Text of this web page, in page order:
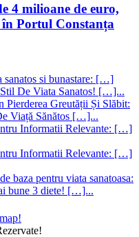
4 milioane de euro,
în Portul Constanța
sanatos si bunastare: […]
De Viata Sanatos! […]...
Pierderea Greutății Și Slăbit:
Viață Sănătos […]...
Informatii Relevante: […]
Informatii Relevante: […]
baza pentru viata sanatoasa:
bune 3 diete! […]...